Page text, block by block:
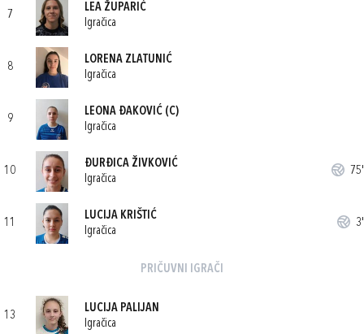
7
LEA ŽUPARIĆ
Igračica
8
LORENA ZLATUNIĆ
Igračica
9
LEONA ĐAKOVIĆ (C)
Igračica
10
ĐURĐICA ŽIVKOVIĆ
Igračica
75'
11
LUCIJA KRIŠTIĆ
Igračica
3'
PRIČUVNI IGRAČI
13
LUCIJA PALIJAN
Igračica